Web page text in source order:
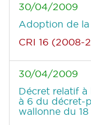
30/04/2009
Adoption de
CRI 16 (2008-
30/04/2009
Décret relatif à
à 6 du décret-
wallonne du